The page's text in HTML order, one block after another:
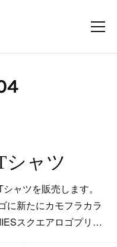
シャツ
ャツを販売します。
に新たにカモフラカラ
スクエアロゴプリ…